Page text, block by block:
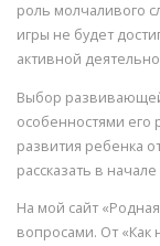
роль молчаливого
игры не будет
активной
Выбор
особенностями его
развития ребенка
рассказать в
На мой сайт
вопросами. От «Как